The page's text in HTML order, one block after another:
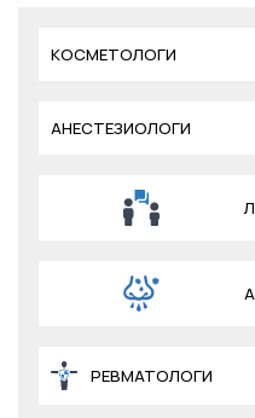
КОСМЕТОЛОГИ
АНЕСТЕЗИОЛОГИ
РЕВМАТОЛОГИ